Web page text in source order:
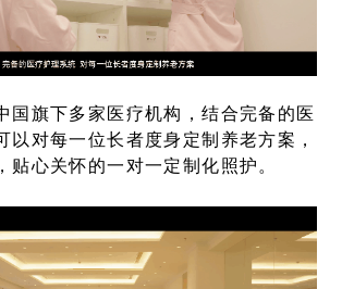
国旗下多家医疗机构，结合完备的医
以对每一位长者度身定制养老方案，
贴心关怀的一对一定制化照护。